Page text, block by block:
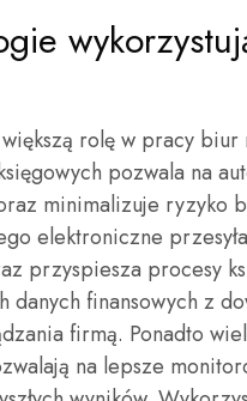
rolę w pracy biur
pozwala na
minimalizuje ryzyko
elektroniczne
przyspiesza procesy
finansowych z
firmą. Ponadto
na lepsze